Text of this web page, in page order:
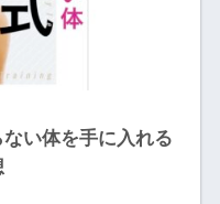
い体を手に入れる